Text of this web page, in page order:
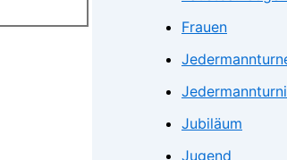
Frauen
Jubiläum
Jugend